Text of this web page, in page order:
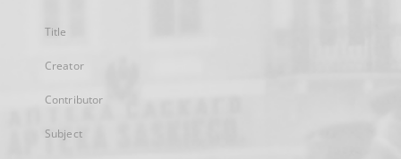
Title
Creator
Contributor
Subject